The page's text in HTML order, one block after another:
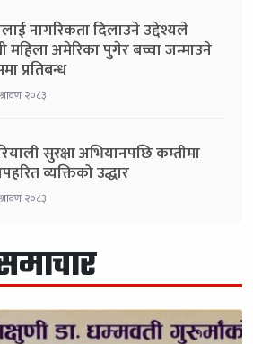
नागरिकता दिलाउने उद्देश्यले
महिला अमेरिका पुगेर बच्चा जन्माउने
प्रतिबन्ध
२०८३
सुरक्षा अभियानपछि कम्तीमा
व्यक्तिको उद्धार
२०८३